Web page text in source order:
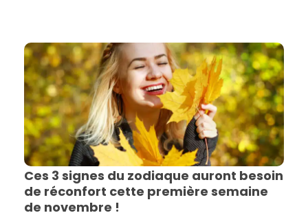
Ces 3 signes du zodiaque auront besoin
de réconfort cette première semaine
de novembre !